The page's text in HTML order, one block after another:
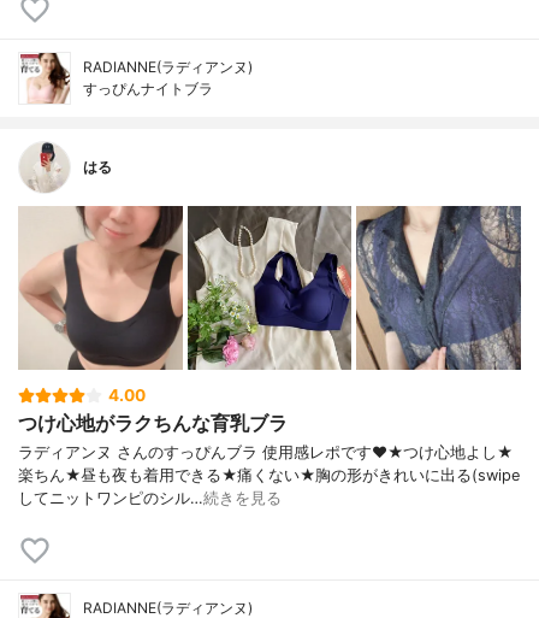
RADIANNE(ラディアンヌ)
すっぴんナイトブラ
はる
4.00
つけ心地がラクちんな育乳ブラ
ラディアンヌ さんのすっぴんブラ 使用感レポです❤️★つけ心地よし★
楽ちん★昼も夜も着用できる★痛くない★胸の形がきれいに出る(swipe
してニットワンピのシル…続きを見る
RADIANNE(ラディアンヌ)